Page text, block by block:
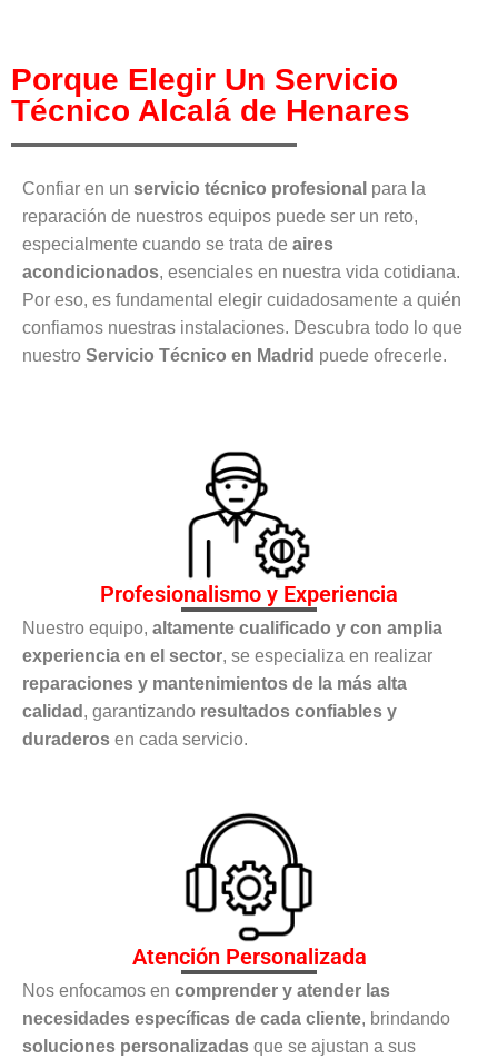
Porque Elegir Un Servicio
Técnico Alcalá de Henares
Confiar en un servicio técnico profesional para la
reparación de nuestros equipos puede ser un reto,
especialmente cuando se trata de aires
acondicionados, esenciales en nuestra vida cotidiana.
Por eso, es fundamental elegir cuidadosamente a quién
confiamos nuestras instalaciones. Descubra todo lo que
nuestro Servicio Técnico en Madrid puede ofrecerle.
Profesionalismo y Experiencia
Nuestro equipo, altamente cualificado y con amplia
experiencia en el sector, se especializa en realizar
reparaciones y mantenimientos de la más alta
calidad , garantizando resultados confiables y
duraderos en cada servicio.
Atención Personalizada
Nos enfocamos en comprender y atender las
necesidades específicas de cada cliente, brindando
soluciones personalizadas que se ajustan a sus